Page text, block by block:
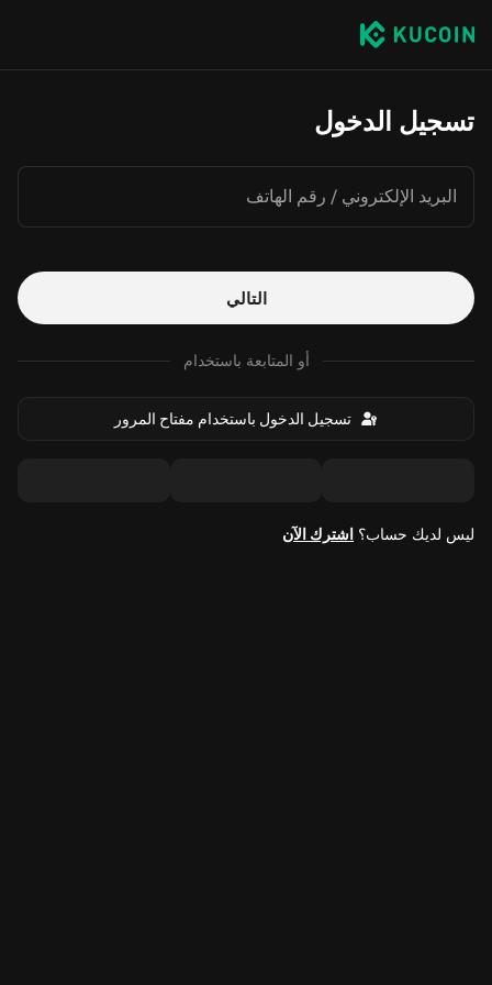
تسجيل الدخول
البريد الإلكتروني / رقم الهاتف
التالي
أو المتابعة باستخدام
تسجيل الدخول باستخدام مفتاح المرور
ليس لديك حساب؟ اشترك الآن